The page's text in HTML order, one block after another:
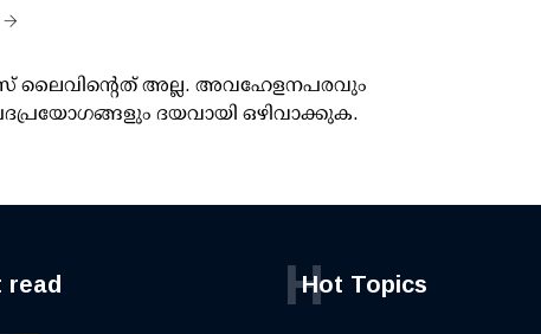
ലൈവിന്റെത് അല്ല. അവഹേളനപരവും
ദയവായി ഒഴിവാക്കുക.
read Hot Topics
H